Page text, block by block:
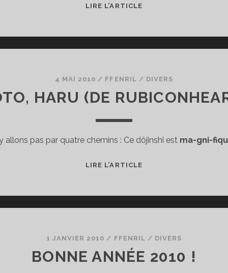
LIRE L’ARTICLENEKO
4 MAI 2010 / FFENRIL / DIVERS
HARU (DE
allons pas par quatre chemins : Ce dôjinshi est ma-gni-
LIRE L’ARTICLEKYOTO,
1 JANVIER 2010 / FFENRIL / DIVERS
BONNE ANNÉE 2010 !